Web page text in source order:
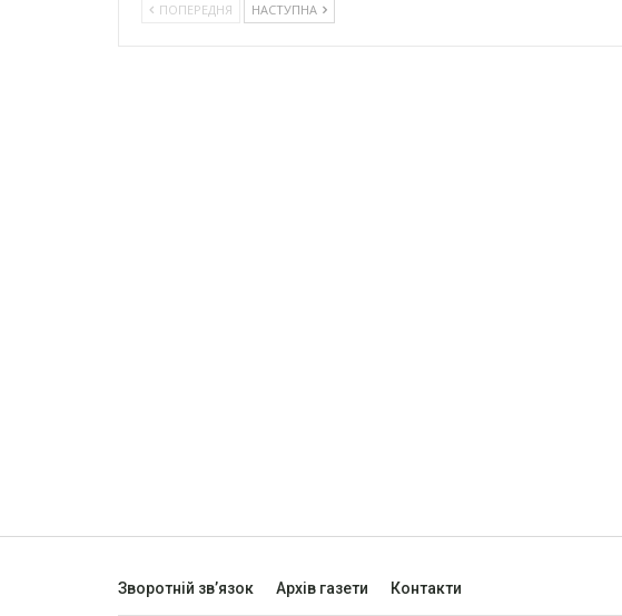
ПОПЕРЕДНЯ НАСТУПНА
Зворотній зв’язок Архів газети Контакти